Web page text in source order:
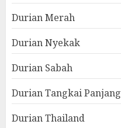
Durian Merah
Durian Nyekak
Durian Sabah
Durian Tangkai Panjang
Durian Thailand